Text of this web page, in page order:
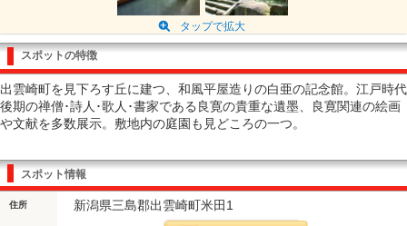
タップで拡大
スポットの特徴
出雲崎町を見下ろす丘に建つ、和風平屋造りの白亜の記念館。江戸時代
後期の禅僧･詩人･歌人･書家である良寛の貴重な遺墨、良寛関連の絵画
や文献を多数展示。敷地内の庭園も見どころの一つ。
スポット情報
住所 新潟県三島郡出雲崎町米田1